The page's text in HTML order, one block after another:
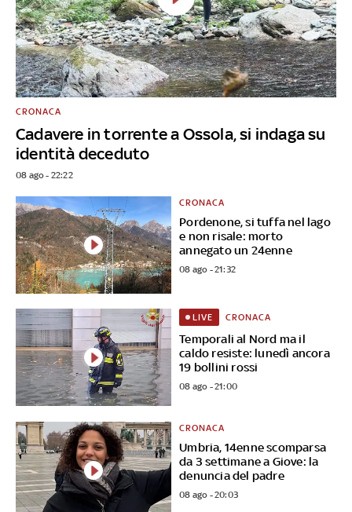
Cadavere in torrente a Ossola, si indaga su
identità deceduto
CRONACA
08 ago - 22:22
Pordenone, si tuffa nel lago
e non risale: morto
annegato un 24enne
CRONACA
08 ago - 21:32
Temporali al Nord ma il
caldo resiste: lunedì ancora
19 bollini rossi
LIVE CRONACA
08 ago - 21:00
Umbria, 14enne scomparsa
da 3 settimane a Giove: la
denuncia del padre
CRONACA
08 ago - 20:03